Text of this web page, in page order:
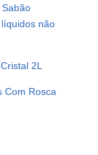
não
2L
Com Rosca